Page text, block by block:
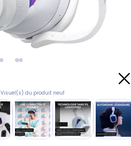
Visuel(s) du produit neuf